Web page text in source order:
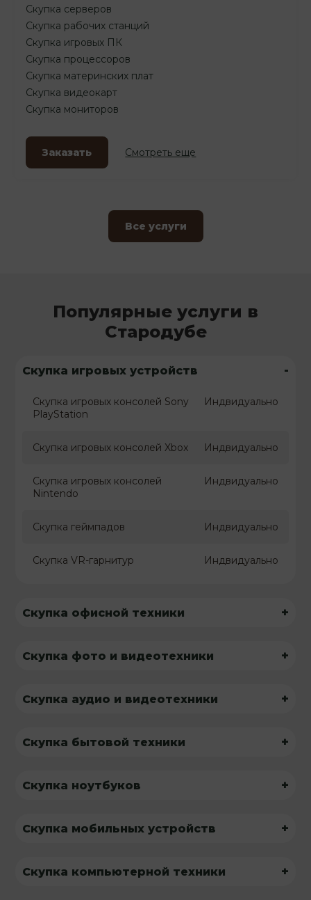
Скупка серверов
Скупка рабочих станций
Скупка игровых ПК
Скупка процессоров
Скупка материнских плат
Скупка видеокарт
Скупка мониторов
Заказать Смотреть еще
Все услуги
Популярные услуги в
Стародубе
Скупка игровых устройств -
Скупка игровых консолей Sony
PlayStation
Индвидуально
Скупка игровых консолей Xbox Индвидуально
Скупка игровых консолей
Nintendo
Индвидуально
Скупка геймпадов Индвидуально
Скупка VR-гарнитур Индвидуально
Скупка офисной техники +
Скупка фото и видеотехники +
Скупка аудио и видеотехники +
Скупка бытовой техники +
Скупка ноутбуков +
Скупка мобильных устройств +
Скупка компьютерной техники +